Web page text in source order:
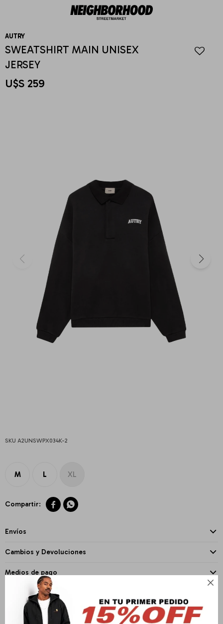

AUTRY
SWEATSHIRT MAIN UNISEX
JERSEY
U$S 259
A2UNSWPX034K-2
M L XL
 
Envíos
Cambios y Devoluciones
Medios de pago